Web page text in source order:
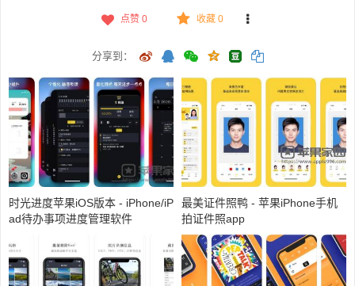
点赞 0 收藏 0
分享到：
时光进度苹果iOS版本 - iPhone/iP
ad待办事项进度管理软件
最美证件照鸭 - 苹果iPhone手机
拍证件照app